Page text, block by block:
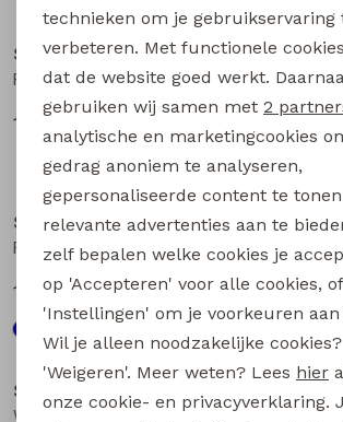
Sale
So Soire
Pernille Z10549 dames T-shirt km Blauw licht
10,00
So Soire
14,00
So Soire
Fabia Z10657 dames T-shirt km Paars
14,00
27,99
So Soire
14,00
Sale
So Soire
Wendy Z10551 dames bloese lm Indigo
So Soire
Analytische cookies
Marketing cookies
technieken om je gebruikservaring
verbeteren. Met functionele
dat de website goed werkt.
gebruiken wij samen met 2
analytische en marketingcookies
gedrag anoniem te analyseren,
gepersonaliseerde content te
relevante advertenties aan te
zelf bepalen welke cookies je
op 'Accepteren' voor alle cookies,
'Instellingen' om je voorkeuren aan
Wil je alleen noodzakelijke
'Weigeren'. Meer weten? Lees hier
onze cookie- en privacyverklaring.